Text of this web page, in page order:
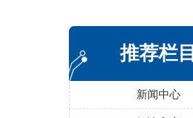
推荐栏目
新闻中心